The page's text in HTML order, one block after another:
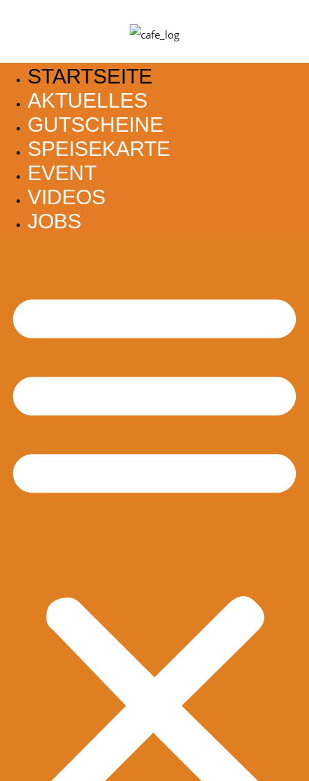
STARTSEITE
AKTUELLES
GUTSCHEINE
SPEISEKARTE
EVENT
VIDEOS
JOBS